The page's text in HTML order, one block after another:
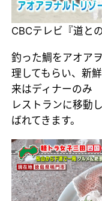
CBCテレビ『道と
釣った鯛をアオア
理してもらい、新
来はディナーのみ
レストランに移動
ばれてきます。